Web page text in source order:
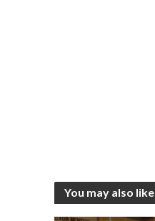
You may also like